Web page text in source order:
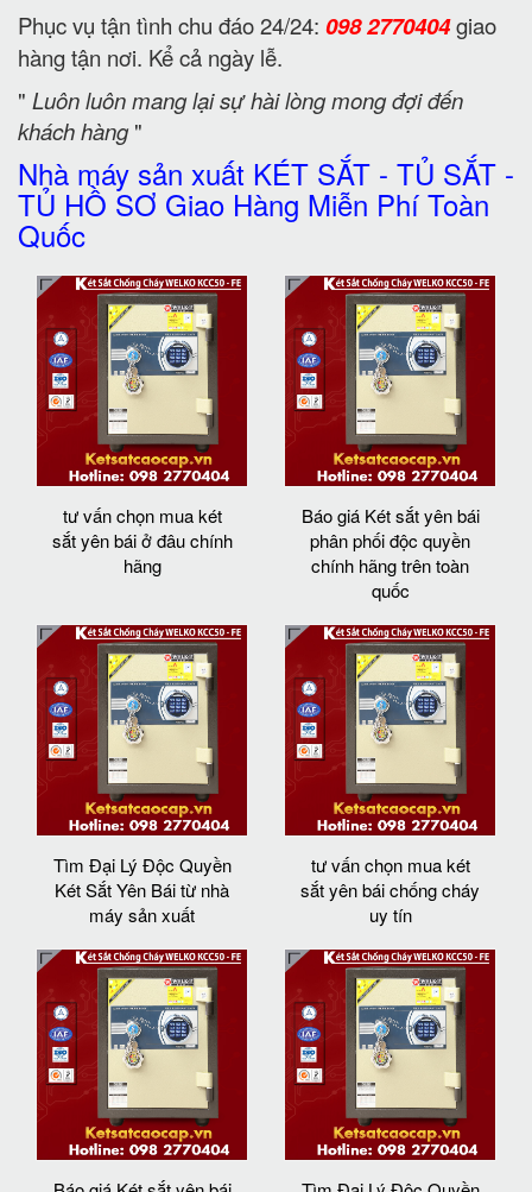
Phục vụ tận tình chu đáo 24/24: 098 2770404giao
hàng tận nơi. Kể cả ngày lễ.
" Luôn luôn mang lại sự hài lòng mong đợi đến
khách hàng"
Nhà máy sản xuất KÉT SẮT - TỦ SẮT -
TỦ HỒ SƠ Giao Hàng Miễn Phí Toàn
Quốc
tư vấn chọn mua két
sắt yên bái ở đâu chính
hãng
Báo giá Két sắt yên bái
phân phối độc quyền
chính hãng trên toàn
quốc
Tìm Đại Lý Độc Quyền
Két Sắt Yên Bái từ nhà
máy sản xuất
tư vấn chọn mua két
sắt yên bái chống cháy
uy tín